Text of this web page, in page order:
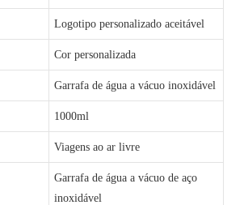
Logotipo personalizado aceitável
Cor personalizada
Garrafa de água a vácuo inoxidável
1000ml
Viagens ao ar livre
Garrafa de água a vácuo de aço
inoxidável